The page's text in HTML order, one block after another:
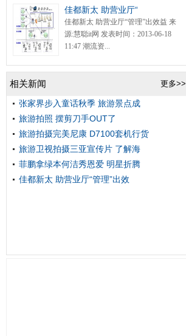
佳都新太 助营业厅“
佳都新太 助营业厅“管理”出效益 来
源:慧聪it网 发表时间：2013-06-18
11:47 潮流资...
更多>>
相关新闻
张家界步入童话秋季 旅游景点成
旅游拍照 摆剪刀手OUT了
旅游拍摄完美尼康 D7100套机行货
旅游卫视拍摄三亚宣传片 了解海
菲鹏拿绿本何洁秀恩爱 明星折腾
佳都新太 助营业厅“管理”出效